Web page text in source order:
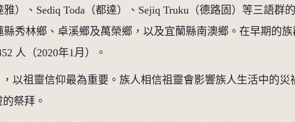
雅）、Sediq Toda（都達）、Sejiq Truku（德路固）等三語
秀林鄉、卓溪鄉及萬榮鄉，以及宜蘭縣南澳鄉。在早期的
人（2020年1月）。
以祖靈信仰最為重要。族人相信祖靈會影響族人生活中的
祭拜。